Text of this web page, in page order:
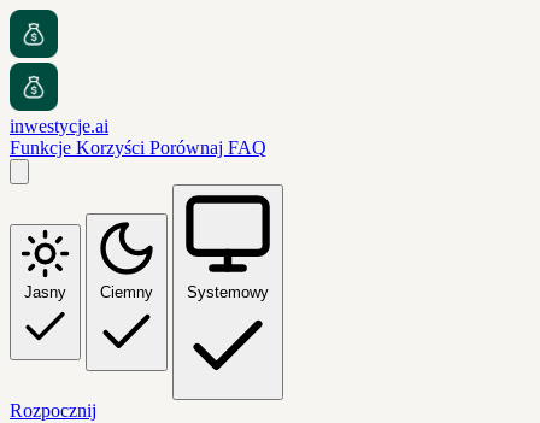
inwestycje.ai
Funkcje Korzyści Porównaj FAQ
Jasny Ciemny Systemowy
Rozpocznij